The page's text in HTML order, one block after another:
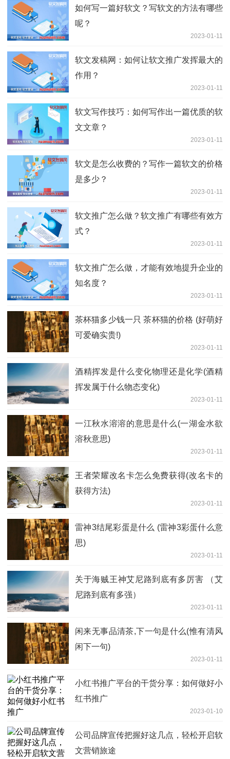
如何写一篇好软文？写软文的方法有哪些
呢？
2023-01-11
软文发稿网：如何让软文推广发挥最大的
作用？
2023-01-11
软文写作技巧：如何写作出一篇优质的软
文文章？
2023-01-11
软文是怎么收费的？写作一篇软文的价格
是多少？
2023-01-11
软文推广怎么做？软文推广有哪些有效方
式？
2023-01-11
软文推广怎么做，才能有效地提升企业的
知名度？
2023-01-11
茶杯猫多少钱一只 茶杯猫的价格 (好萌好
可爱确实贵!)
2023-01-11
酒精挥发是什么变化物理还是化学(酒精
挥发属于什么物态变化)
2023-01-11
一江秋水溶溶的意思是什么(一湖金水欲
溶秋意思)
2023-01-11
王者荣耀改名卡怎么免费获得(改名卡的
获得方法)
2023-01-11
雷神3结尾彩蛋是什么 (雷神3彩蛋什么意
思)
2023-01-11
关于海贼王神艾尼路到底有多厉害 （艾
尼路到底有多强）
2023-01-11
闲来无事品清茶,下一句是什么(惟有清风
闲下一句)
2023-01-11
小红书推广平台的干货分享：如何做好小
红书推广
2023-01-10
公司品牌宣传把握好这几点，轻松开启软
文营销旅途